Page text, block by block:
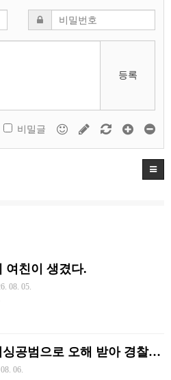
등록
비밀글
여친이 생겼다.
08. 05.
보이스 피싱공범으로 오해 받아 경찰이 쫓아왔던 썰.
06.